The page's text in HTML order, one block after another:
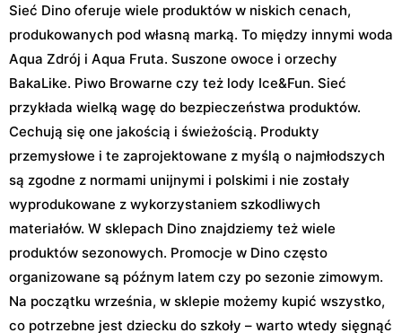
Sieć Dino oferuje wiele produktów w niskich cenach,
produkowanych pod własną marką. To między innymi woda
Aqua Zdrój i Aqua Fruta. Suszone owoce i orzechy
BakaLike. Piwo Browarne czy też lody Ice&Fun. Sieć
przykłada wielką wagę do bezpieczeństwa produktów.
Cechują się one jakością i świeżością. Produkty
przemysłowe i te zaprojektowane z myślą o najmłodszych
są zgodne z normami unijnymi i polskimi i nie zostały
wyprodukowane z wykorzystaniem szkodliwych
materiałów. W sklepach Dino znajdziemy też wiele
produktów sezonowych. Promocje w Dino często
organizowane są późnym latem czy po sezonie zimowym.
Na początku września, w sklepie możemy kupić wszystko,
co potrzebne jest dziecku do szkoły – warto wtedy sięgnąć